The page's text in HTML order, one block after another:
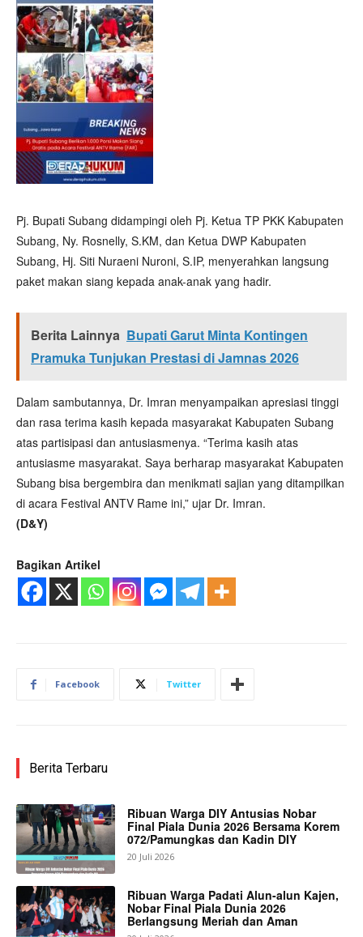
Pj. Bupati Subang didampingi oleh Pj. Ketua TP PKK Kabupaten
Subang, Ny. Rosnelly, S.KM, dan Ketua DWP Kabupaten
Subang, Hj. Siti Nuraeni Nuroni, S.IP, menyerahkan langsung
paket makan siang kepada anak-anak yang hadir.
Berita Lainnya Bupati Garut Minta Kontingen
Pramuka Tunjukan Prestasi di Jamnas 2026
Dalam sambutannya, Dr. Imran menyampaikan apresiasi tinggi
dan rasa terima kasih kepada masyarakat Kabupaten Subang
atas partisipasi dan antusiasmenya. “Terima kasih atas
antusiasme masyarakat. Saya berharap masyarakat Kabupaten
Subang bisa bergembira dan menikmati sajian yang ditampilkan
di acara Festival ANTV Rame ini,” ujar Dr. Imran.
(D&Y)
Bagikan Artikel
Facebook Twitter
Berita Terbaru
Ribuan Warga DIY Antusias Nobar
Final Piala Dunia 2026 Bersama Korem
072/Pamungkas dan Kadin DIY
20 Juli 2026
Ribuan Warga Padati Alun-alun Kajen,
Nobar Final Piala Dunia 2026
Berlangsung Meriah dan Aman